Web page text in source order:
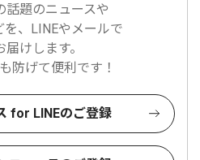
話題のニュースや
、LINEやメールで
けします。
防げて便利です！
for LINEのご登録